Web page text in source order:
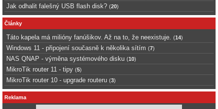
Jak odhalit falešný USB flash disk? (20)
Články
Táto kapela má milióny fanúšikov. Až na to, že neexistuje. (14)
Windows 11 - připojení současně k několika sítím (7)
NAS QNAP - výměna systémového disku (10)
MikroTik router 11 - tipy (5)
MikroTik router 10 - upgrade routeru (3)
Reklama